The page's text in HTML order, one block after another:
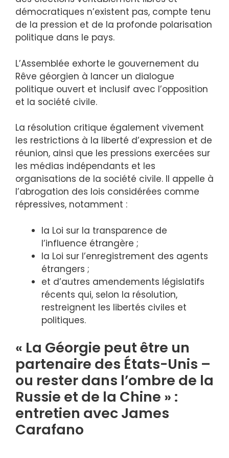
démocratiques n’existent pas, compte tenu
de la pression et de la profonde polarisation
politique dans le pays.
L’Assemblée exhorte le gouvernement du
Rêve géorgien à lancer un dialogue
politique ouvert et inclusif avec l’opposition
et la société civile.
La résolution critique également vivement
les restrictions à la liberté d’expression et de
réunion, ainsi que les pressions exercées sur
les médias indépendants et les
organisations de la société civile. Il appelle à
l’abrogation des lois considérées comme
répressives, notamment :
la Loi sur la transparence de
l’influence étrangère ;
la Loi sur l’enregistrement des agents
étrangers ;
et d’autres amendements législatifs
récents qui, selon la résolution,
restreignent les libertés civiles et
politiques.
« La Géorgie peut être un
partenaire des États-Unis –
ou rester dans l’ombre de la
Russie et de la Chine » :
entretien avec James
Carafano